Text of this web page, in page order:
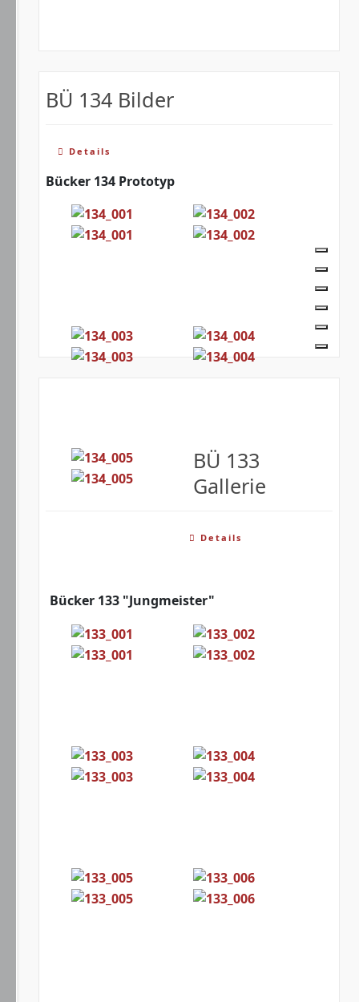
BÜ 134 Bilder
Details
Bücker 134 Prototyp
BÜ 133
Gallerie
Details
Bücker 133 "Jungmeister"